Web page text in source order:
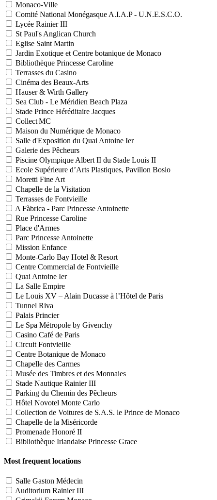
Monaco-Ville
Comité National Monégasque A.I.A.P - U.N.E.S.C.O.
Lycée Rainier III
St Paul's Anglican Church
Eglise Saint Martin
Jardin Exotique et Centre botanique de Monaco
Bibliothèque Princesse Caroline
Terrasses du Casino
Cinéma des Beaux-Arts
Hauser & Wirth Gallery
Sea Club - Le Méridien Beach Plaza
Stade Prince Héréditaire Jacques
Collect|MC
Maison du Numérique de Monaco
Salle d'Exposition du Quai Antoine Ier
Galerie des Pêcheurs
Piscine Olympique Albert II du Stade Louis II
Ecole Supérieure d’Arts Plastiques, Pavillon Bosio
Moretti Fine Art
Chapelle de la Visitation
Terrasses de Fontvieille
A Fàbrica - Parc Princesse Antoinette
Rue Princesse Caroline
Place d'Armes
Parc Princesse Antoinette
Mission Enfance
Monte-Carlo Bay Hotel & Resort
Centre Commercial de Fontvieille
Quai Antoine Ier
La Salle Empire
Le Louis XV – Alain Ducasse à l’Hôtel de Paris
Tunnel Riva
Palais Princier
Le Spa Métropole by Givenchy
Casino Café de Paris
Circuit Fontvieille
Centre Botanique de Monaco
Chapelle des Carmes
Musée des Timbres et des Monnaies
Stade Nautique Rainier III
Parking du Chemin des Pêcheurs
Hôtel Novotel Monte Carlo
Collection de Voitures de S.A.S. le Prince de Monaco
Chapelle de la Miséricorde
Promenade Honoré II
Bibliothèque Irlandaise Princesse Grace
Most frequent locations
Salle Gaston Médecin
Auditorium Rainier III